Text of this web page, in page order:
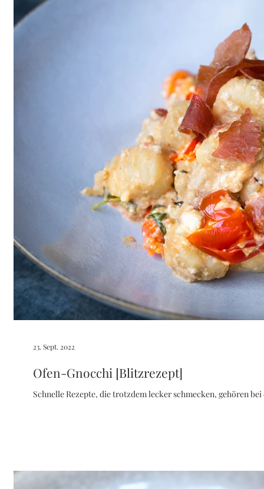
Ofen-Gnocchi [Blitzrezept]
Schnelle Rezepte, die trotzdem lecker schmecken, gehören
23. Sept. 2022